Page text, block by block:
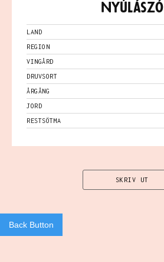
Nyúlászó
LAND
REGION
VINGÅRD
DRUVSORT
ÅRGÅNG
JORD
RESTSÖTMA
SKRIV UT
Back Button